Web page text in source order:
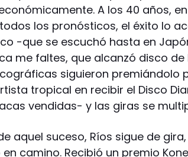
A los 40 años, en
los pronósticos, el éxito lo
-que se escuchó hasta en
me faltes, que alcanzó disco de
siguieron premiándolo
tropical en recibir el Disco
vendidas- y las giras se
aquel suceso, Ríos sigue de
camino. Recibió un premio